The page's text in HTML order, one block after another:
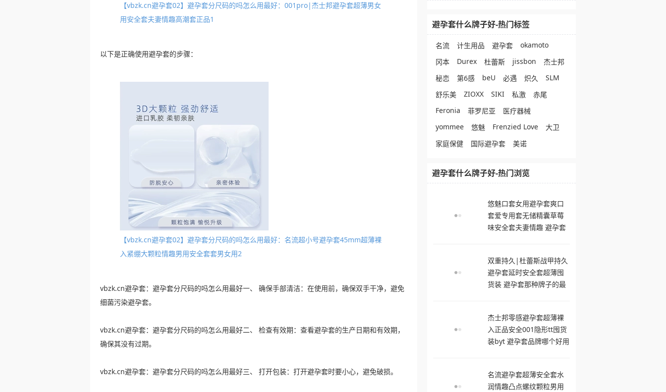
【vbzk.cn避孕套02】避孕套分尺码的吗怎么用最好：001pro|杰士邦避孕套超薄男女
用安全套夫妻情趣高潮套正品1
以下是正确使用避孕套的步骤：
【vbzk.cn避孕套02】避孕套分尺码的吗怎么用最好：名流超小号避孕套45mm超薄裸
入紧绷大颗粒情趣男用安全套套男女用2
vbzk.cn避孕套：避孕套分尺码的吗怎么用最好一、 确保手部清洁：在使用前，确保双手干净，避免
细菌污染避孕套。
vbzk.cn避孕套：避孕套分尺码的吗怎么用最好二、 检查有效期：查看避孕套的生产日期和有效期，
确保其没有过期。
vbzk.cn避孕套：避孕套分尺码的吗怎么用最好三、 打开包装：打开避孕套时要小心，避免破损。
避孕套什么牌子好-热门标签
名流 计生用品 避孕套
okamoto
冈本
Durex 杜蕾斯 jissbon
杰士邦
秘恋
第6感 beU 必遇 炽久
SLM
舒乐美
ZIOXX SIKI 私激
赤尾
Feronia
菲罗尼亚
医疗器械
yommee
悠魅 Frenzied Love
大卫
家庭保健
国际避孕套 美诺
避孕套什么牌子好-热门浏览
悠魅口套女用避孕套爽口
套爱专用套无储精囊草莓
味安全套夫妻情趣 避孕套
双重持久|杜蕾斯战甲持久
避孕套延时安全套超薄囤
货装 避孕套那种牌子的最
杰士邦零感避孕套超薄裸
入正品安全001隐形tt囤货
装byt 避孕套品牌哪个好用
名流避孕套超薄安全套水
润情趣凸点螺纹颗粒男用